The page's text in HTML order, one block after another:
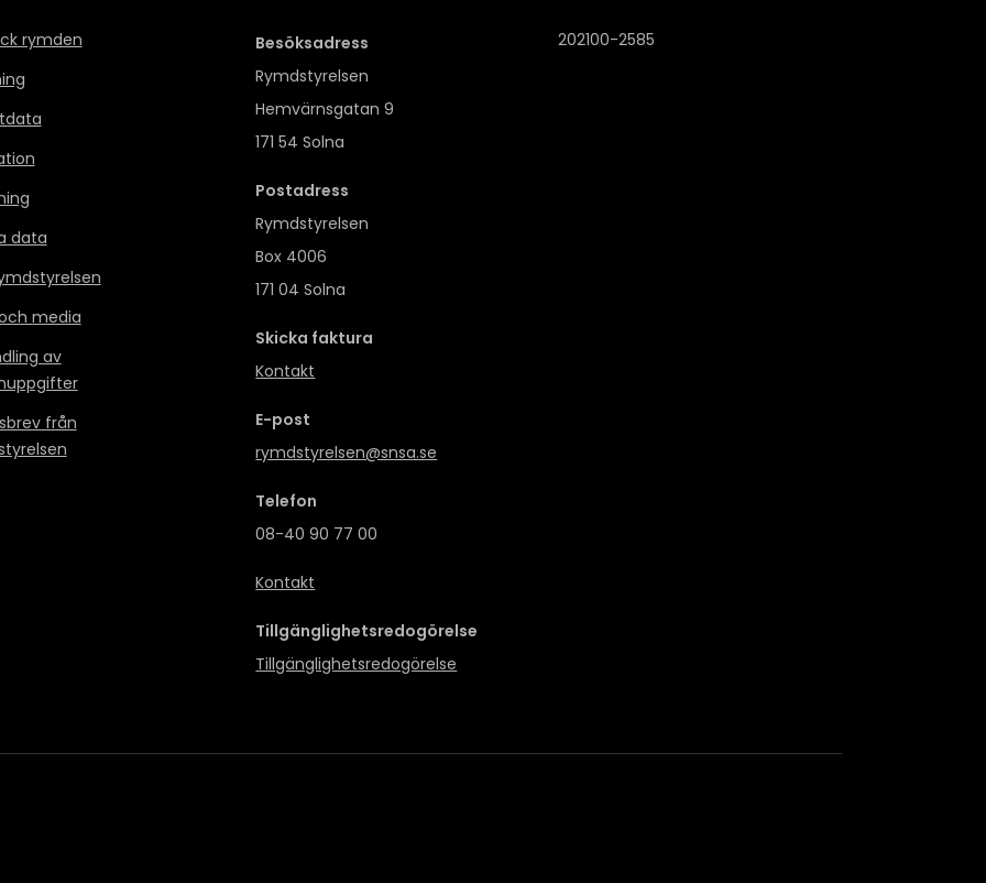
rymden
data
media
av
från
Besöksadress
Rymdstyrelsen
Hemvärnsgatan 9
171 54 Solna
Postadress
Rymdstyrelsen
Box 4006
171 04 Solna
Skicka faktura
Kontakt
E-post
rymdstyrelsen@snsa.se
Telefon
08-40 90 77 00
Kontakt
Tillgänglighetsredogörelse
Tillgänglighetsredogörelse
202100-2585